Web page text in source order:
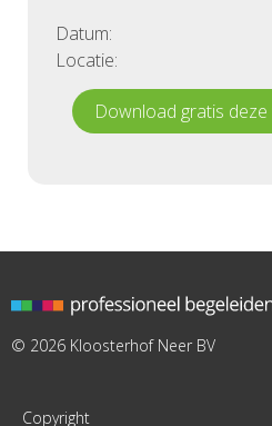
Datum:
Locatie:
Download gratis
© 2026 Kloosterhof Neer BV
Copyright